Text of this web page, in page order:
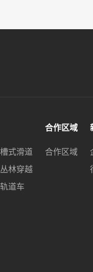
槽式滑道
丛林穿越
轨道车
合作区域
合作区域